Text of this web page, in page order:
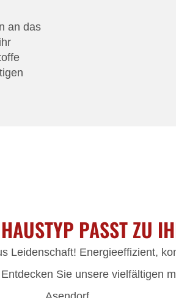
an das
PASST ZU
Leidenschaft! Energieeffizient,
Sie unsere vielfältigen